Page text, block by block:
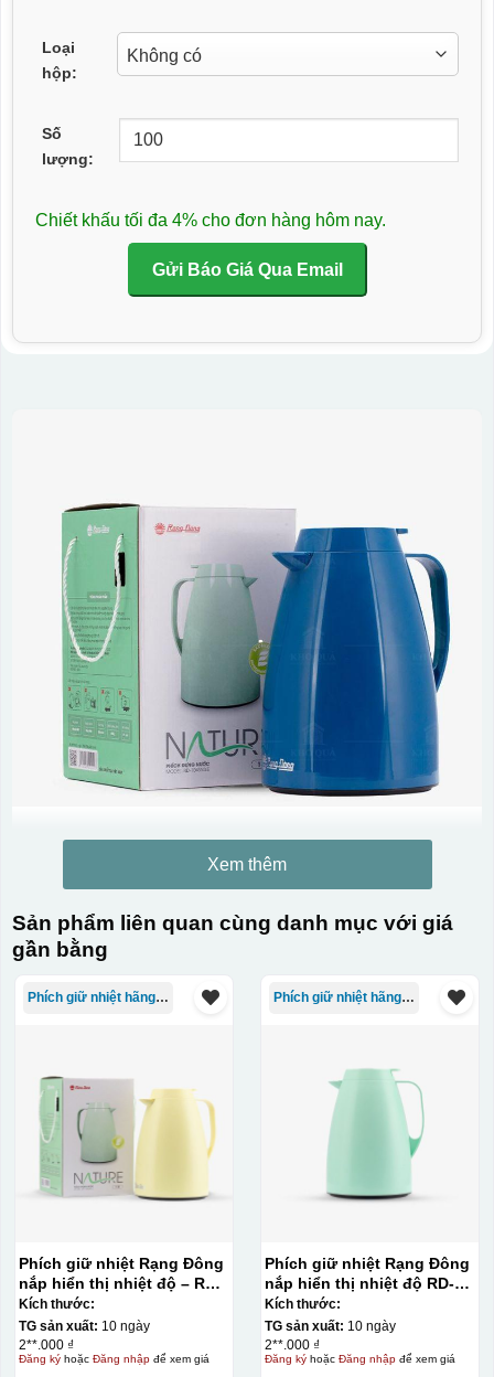
Loại
hộp:
Số
lượng:
Chiết khấu tối đa 4% cho đơn hàng hôm nay.
Gửi Báo Giá Qua Email
Xem thêm
Sản phẩm liên quan cùng danh mục với giá
gần bằng
Phích giữ nhiệt hãng Rạng Đông
Phích giữ nhiệt Rạng Đông
nắp hiển thị nhiệt độ – RD-
1045 N3.E 1L màu vàng
Kích thước:
TG sản xuất: 10 ngày
2**.000 ₫
Đăng kýhoặc Đăng nhậpđể xem giá
Phích giữ nhiệt hãng Rạng Đông
Phích giữ nhiệt Rạng Đông
nắp hiển thị nhiệt độ RD-
1045 N3.E 1L màu xanh lá
Kích thước:
TG sản xuất: 10 ngày
2**.000 ₫
Đăng kýhoặc Đăng nhậpđể xem giá